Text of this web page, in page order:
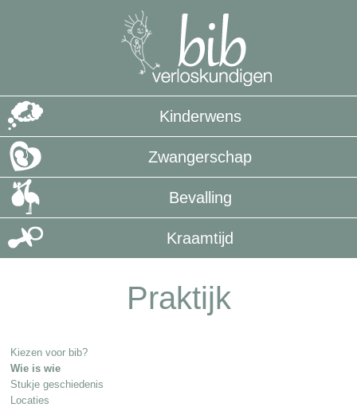
Kinderwens
Zwangerschap
Bevalling
Kraamtijd
Praktijk
Kiezen voor bib?
Wie is wie
Stukje geschiedenis
Locaties